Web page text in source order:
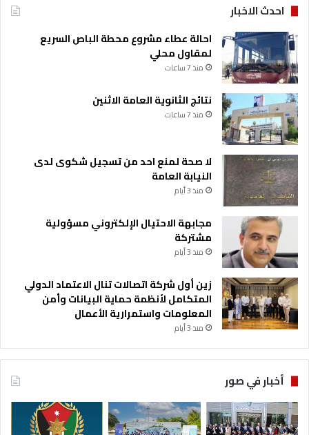
أ
و
ا
ل
ا
ل
ض
م
ا
ن
احدث الاخبار
احالة عطاء مشروع محطة الباص السريع
لمقاول محلي
منذ 7 ساعات
نتائج الثانوية العامة الاثنين
منذ 7 ساعات
لا صحة لمنع احد من تسجيل شكوى لدى
النيابة العامة
منذ 3 أيام
مجابهة الاحتيال الإلكتروني مسؤولية
مشتركة
منذ 3 أيام
زين أول شركة اتصالات تنال الاعتماد الدولي
المتكامل لأنظمة حماية البيانات وأمن
المعلومات واستمرارية الأعمال
منذ 3 أيام
أخبار في صور